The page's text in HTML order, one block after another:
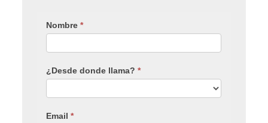
Nombre*
¿Desde donde llama?*
Email*